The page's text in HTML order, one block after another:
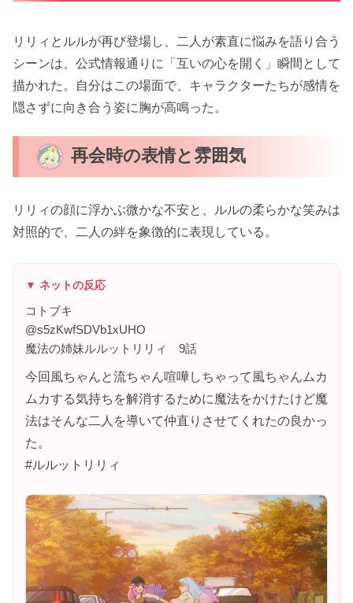
リリィとルルが再び登場し、二人が素直に悩みを語り合う
シーンは、公式情報通りに「互いの心を開く」瞬間として
描かれた。自分はこの場面で、キャラクターたちが感情を
隠さずに向き合う姿に胸が高鳴った。
再会時の表情と雰囲気
リリィの顔に浮かぶ微かな不安と、ルルの柔らかな笑みは
対照的で、二人の絆を象徴的に表現している。
▼ ネットの反応
コトブキ
@s5zKwfSDVb1xUHO
魔法の姉妹ルルットリリィ 9話
今回風ちゃんと流ちゃん喧嘩しちゃって風ちゃんムカ
ムカする気持ちを解消するために魔法をかけたけど魔
法はそんな二人を導いて仲直りさせてくれたの良かっ
た。
#ルルットリリィ